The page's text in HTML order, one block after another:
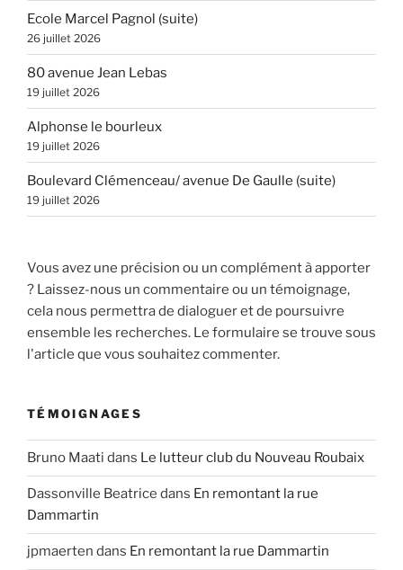
Ecole Marcel Pagnol (suite)
26 juillet 2026
80 avenue Jean Lebas
19 juillet 2026
Alphonse le bourleux
19 juillet 2026
Boulevard Clémenceau/ avenue De Gaulle (suite)
19 juillet 2026
Vous avez une précision ou un complément à apporter
? Laissez-nous un commentaire ou un témoignage,
cela nous permettra de dialoguer et de poursuivre
ensemble les recherches. Le formulaire se trouve sous
l'article que vous souhaitez commenter.
TÉMOIGNAGES
Bruno Maati dans Le lutteur club du Nouveau Roubaix
Dassonville Beatrice dans En remontant la rue
Dammartin
jpmaerten dans En remontant la rue Dammartin